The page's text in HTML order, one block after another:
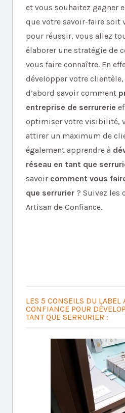
et vous souhaitez gagner
que votre savoir-faire soit
pour réussir, vous allez
élaborer une stratégie de
vous faire connaître. En
développer votre
d’abord savoir comment
entreprise de serrurerie
optimiser votre visibilité,
attirer un maximum de
également apprendre à
réseau en tant que
savoir comment vous
que serrurier ? Suivez les
Artisan de Confiance.
LES 5 CONSEILS DU LABEL
CONFIANCE POUR
TANT QUE SERRURIER :